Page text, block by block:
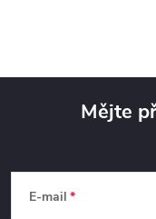
Mějte
E-mail